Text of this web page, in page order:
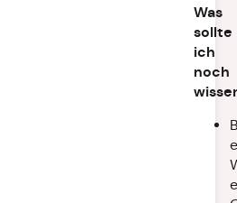
Was
sollte
ich
noch